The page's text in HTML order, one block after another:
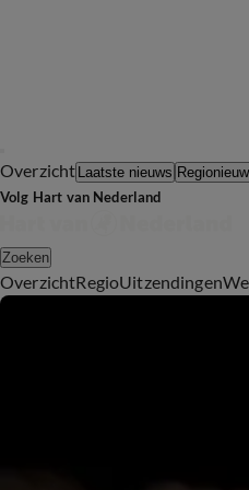
Overzicht Laatste nieuws
Volg Hart van Nederland
Zoeken
OverzichtRegioUitzendingen